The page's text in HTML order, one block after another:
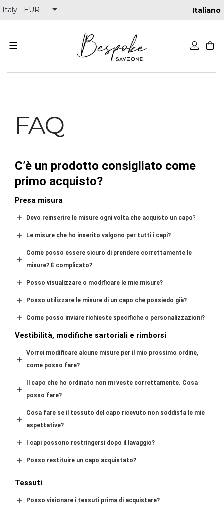
Italiano
content
FAQ
C’è un prodotto consigliato come
primo acquisto?
Presa misura
Devo reinserire le misure ogni volta che acquisto un capo?
Le misure che ho inserito valgono per tutti i capi?
Come posso essere sicuro di prendere correttamente le
misure? È complicato?
Posso visualizzare o modificare le mie misure?
Posso utilizzare le misure di un capo che possiedo già?
Come posso inviare richieste specifiche o personalizzazioni?
Vestibilità, modifiche sartoriali e rimborsi
Vorrei modificare alcune misure per il mio prossimo ordine,
come posso fare?
Il capo che ho ordinato non mi veste correttamente. Cosa
posso fare?
Cosa fare se il tessuto del capo ricevuto non soddisfa le mie
aspettative?
I capi possono restringersi dopo il lavaggio?
Posso restituire un capo acquistato?
Tessuti
Posso visionare i tessuti prima di acquistare?